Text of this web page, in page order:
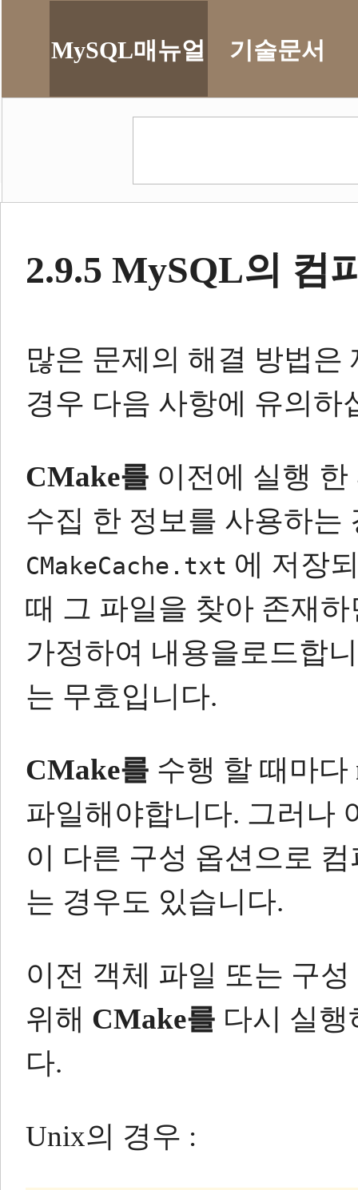
MySQL매뉴얼 기술문서
2.9.5 MySQL의 컴
많은 문제의 해결 방법은
경우 다음 사항에 유의하
CMake를 이전에 실행
수집 한 정보를 사용하는
CMakeCache.txt 에 저장
때 그 파일을 찾아 존재
가정하여 내용을로드합
는 무효입니다.
CMake를 수행 할 때마다
파일해야합니다. 그러나
이 다른 구성 옵션으로
는 경우도 있습니다.
이전 객체 파일 또는 구
위해 CMake를 다시 실
다.
Unix의 경우 :